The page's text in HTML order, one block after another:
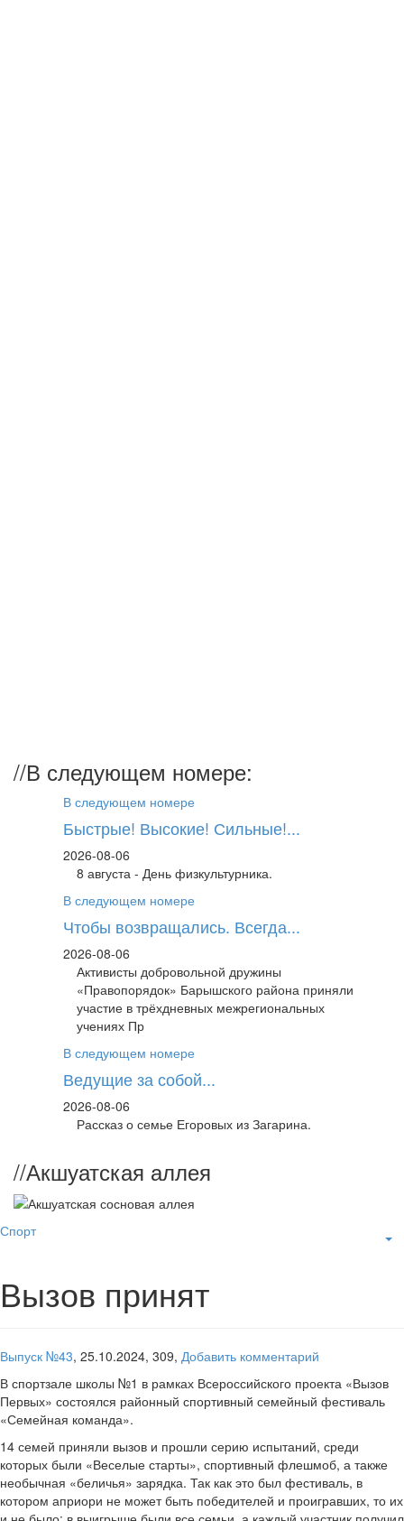
//В следующем номере:
В следующем номере
Быстрые! Высокие! Сильные!...
2026-08-06
8 августа - День физкультурника.
В следующем номере
Чтобы возвращались. Всегда...
2026-08-06
Активисты добровольной дружины
«Правопорядок» Барышского района приняли
участие в трёхдневных межрегиональных
учениях Пр
В следующем номере
Ведущие за собой...
2026-08-06
Рассказ о семье Егоровых из Загарина.
//Акшуатская аллея
Спорт
Вызов принят
Выпуск №43, 25.10.2024, 309, Добавить комментарий
В спортзале школы №1 в рамках Всероссийского проекта «Вызов
Первых» состоялся районный спортивный семейный фестиваль
«Семейная команда».
14 семей приняли вызов и прошли серию испытаний, среди
которых были «Веселые старты», спортивный флешмоб, а также
необычная «беличья» зарядка. Так как это был фестиваль, в
котором априори не может быть победителей и проигравших, то их